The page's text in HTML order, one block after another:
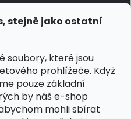
stejně jako ostatní
soubory, které jsou
prohlížeče. Když
pouze základní
by náš e-shop
mohli sbírat
vůně pravé kůže, dotek